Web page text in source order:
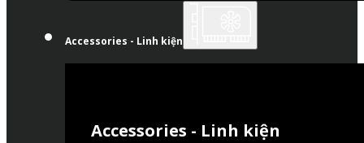
Accessories - Linh kiện
Accessories - Linh kiện